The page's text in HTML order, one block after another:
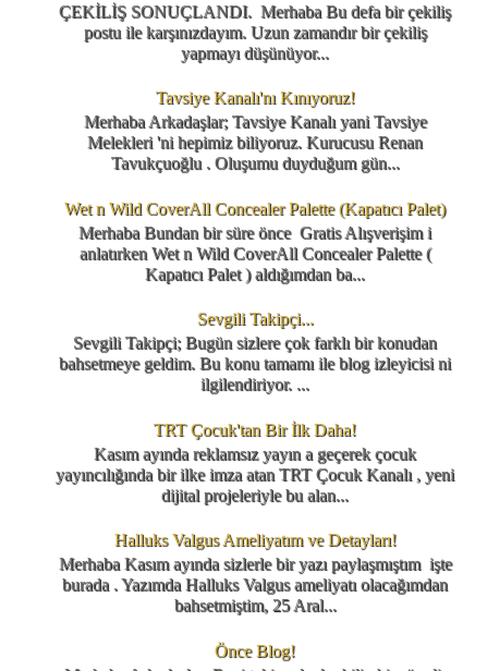
ÇEKİLİŞ SONUÇLANDI. Merhaba Bu defa bir çekiliş
postu ile karşınızdayım. Uzun zamandır bir çekiliş
yapmayı düşünüyor...
Tavsiye Kanalı'nı Kınıyoruz!
Merhaba Arkadaşlar; Tavsiye Kanalı yani Tavsiye
Melekleri 'ni hepimiz biliyoruz. Kurucusu Renan
Tavukçuoğlu . Oluşumu duyduğum gün...
Wet n Wild CoverAll Concealer Palette (Kapatıcı Palet)
Merhaba Bundan bir süre önce Gratis Alışverişim i
anlatırken Wet n Wild CoverAll Concealer Palette (
Kapatıcı Palet ) aldığımdan ba...
Sevgili Takipçi...
Sevgili Takipçi; Bugün sizlere çok farklı bir konudan
bahsetmeye geldim. Bu konu tamamı ile blog izleyicisi ni
ilgilendiriyor. ...
TRT Çocuk'tan Bir İlk Daha!
Kasım ayında reklamsız yayın a geçerek çocuk
yayıncılığında bir ilke imza atan TRT Çocuk Kanalı , yeni
dijital projeleriyle bu alan...
Halluks Valgus Ameliyatım ve Detayları!
Merhaba Kasım ayında sizlerle bir yazı paylaşmıştım işte
burada . Yazımda Halluks Valgus ameliyatı olacağımdan
bahsetmiştim, 25 Aral...
Önce Blog!